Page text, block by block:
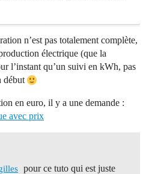
n’est pas totalement complète,
électrique (que la
l’instant qu’un suivi en kWh, pas
début
en euro, il y a une demande :
avec prix
pour ce tuto qui est juste